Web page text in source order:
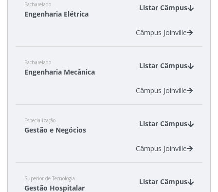
Bacharelado
Engenharia Elétrica
Listar Câmpus
Câmpus Joinville
Bacharelado
Engenharia Mecânica
Listar Câmpus
Câmpus Joinville
Especialização
Gestão e Negócios
Listar Câmpus
Câmpus Joinville
Superior de Tecnologia
Gestão Hospitalar
Listar Câmpus